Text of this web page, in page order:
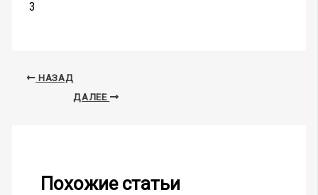
3
НАЗАД
ДАЛЕЕ
Похожие статьи